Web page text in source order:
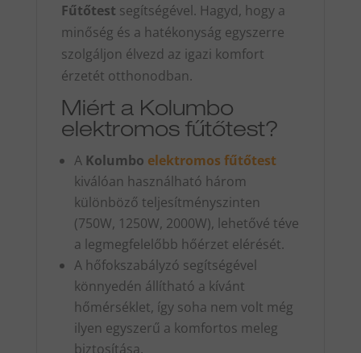
Fűtőtest segítségével. Hagyd, hogy a
minőség és a hatékonyság egyszerre
szolgáljon élvezd az igazi komfort
érzetét otthonodban.
Miért a Kolumbo
elektromos fűtőtest?
A Kolumbo elektromos fűtőtest
kiválóan használható három
különböző teljesítményszinten
(750W, 1250W, 2000W), lehetővé téve
a legmegfelelőbb hőérzet elérését.
A hőfokszabályzó segítségével
könnyedén állítható a kívánt
hőmérséklet, így soha nem volt még
ilyen egyszerű a komfortos meleg
biztosítása.